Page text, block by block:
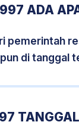
ADA
pemerintah
di tanggal